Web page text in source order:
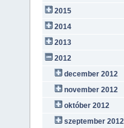
2015
2014
2013
2012
december 2012
november 2012
október 2012
szeptember 2012